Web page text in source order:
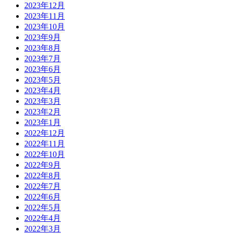
2023年12月
2023年11月
2023年10月
2023年9月
2023年8月
2023年7月
2023年6月
2023年5月
2023年4月
2023年3月
2023年2月
2023年1月
2022年12月
2022年11月
2022年10月
2022年9月
2022年8月
2022年7月
2022年6月
2022年5月
2022年4月
2022年3月